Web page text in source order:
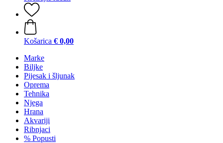
Košarica € 0,00
Marke
Biljke
Pijesak i šljunak
Oprema
Tehnika
Njega
Hrana
Akvariji
Ribnjaci
% Popusti